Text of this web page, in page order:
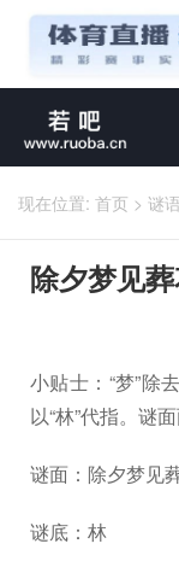
现在位置: 首页 > 谜语
除夕梦见
小贴士：“梦”除
以“林”代指。谜
谜面：除夕梦见
谜底：林